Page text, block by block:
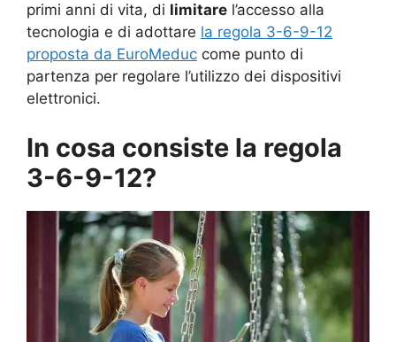
primi anni di vita, di limitare l’accesso alla
tecnologia e di adottare la regola 3-6-9-12
proposta da EuroMeduc come punto di
partenza per regolare l’utilizzo dei dispositivi
elettronici.
In cosa consiste la regola
3-6-9-12?